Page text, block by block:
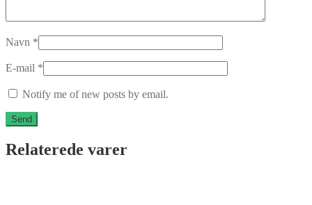
Navn *
E-mail *
Notify me of new posts by email.
Relaterede varer